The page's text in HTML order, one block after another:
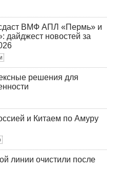
ВМФ АПЛ «Пермь» и
новостей за
решения для
и Китаем по Амуру
линии очистили после